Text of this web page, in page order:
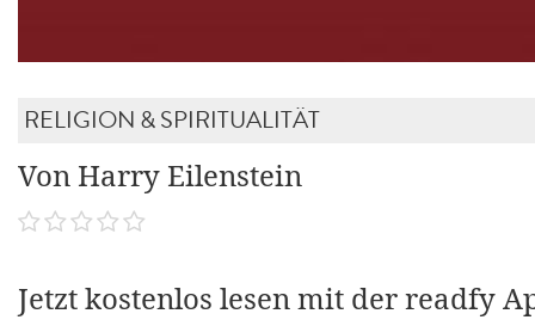
RELIGION & SPIRITUALITÄT
Von Harry Eilenstein
Jetzt kostenlos lesen mit der readfy